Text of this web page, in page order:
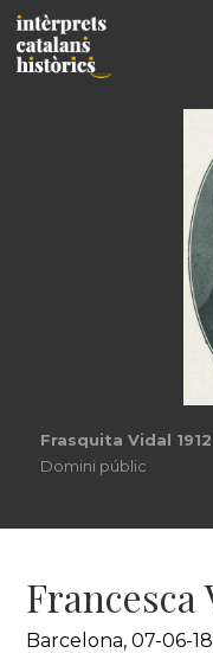
Frasquita Vidal
Domini públic
Francesca
Barcelona, 07-06-